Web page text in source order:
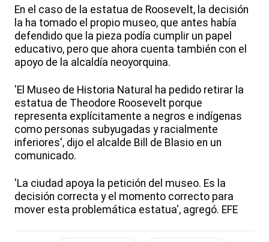
En el caso de la estatua de Roosevelt, la decisión
la ha tomado el propio museo, que antes había
defendido que la pieza podía cumplir un papel
educativo, pero que ahora cuenta también con el
apoyo de la alcaldía neoyorquina.
'El Museo de Historia Natural ha pedido retirar la
estatua de Theodore Roosevelt porque
representa explícitamente a negros e indígenas
como personas subyugadas y racialmente
inferiores', dijo el alcalde Bill de Blasio en un
comunicado.
'La ciudad apoya la petición del museo. Es la
decisión correcta y el momento correcto para
mover esta problemática estatua', agregó. EFE